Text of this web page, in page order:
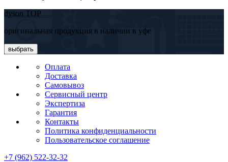
dyson TOP
оригинальная продукция в наличии в уфе
выбрать
Оплата
Доставка
Самовывоз
Сервисный центр
Экспертиза
Гарантия
Контакты
Политика конфиденциальности
Пользовательское соглашение
+7 (962) 522-32-32